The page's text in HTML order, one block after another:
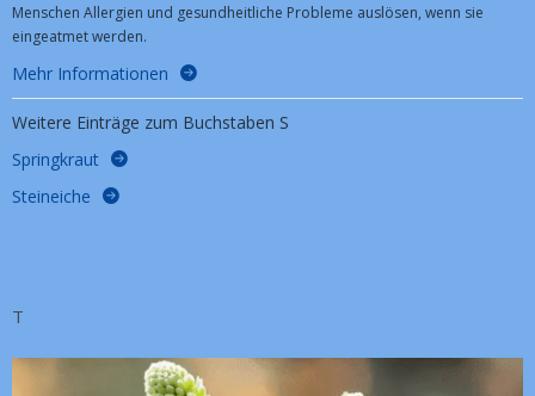
Menschen Allergien und gesundheitliche Probleme auslösen, wenn sie
eingeatmet werden.
Mehr Informationen
Weitere Einträge zum Buchstaben S
Springkraut
Steineiche
T